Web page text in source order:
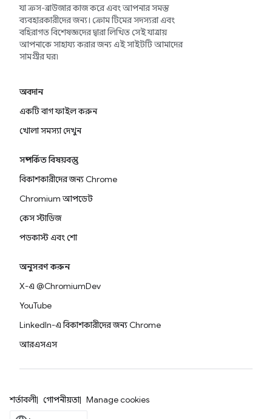
যা ক্রস-ব্রাউজার কাজ করে এবং আপনার সমস্ত
ব্যবহারকারীদের জন্য। ক্রোম টিমের সদস্যরা এবং
বহিরাগত বিশেষজ্ঞদের দ্বারা লিখিত সেই যাত্রায়
আপনাকে সাহায্য করার জন্য এই সাইটটি আমাদের
সামগ্রীর ঘর৷
অবদান
একটি বাগ ফাইল করুন
খোলা সমস্যা দেখুন
সম্পর্কিত বিষয়বস্তু
বিকাশকারীদের জন্য Chrome
Chromium আপডেট
কেস স্টাডিজ
পডকাস্ট এবং শো
অনুসরণ করুন
X-এ @ChromiumDev
YouTube
LinkedIn-এ বিকাশকারীদের জন্য Chrome
আরএসএস
শর্তাবলী গোপনীয়তা Manage cookies